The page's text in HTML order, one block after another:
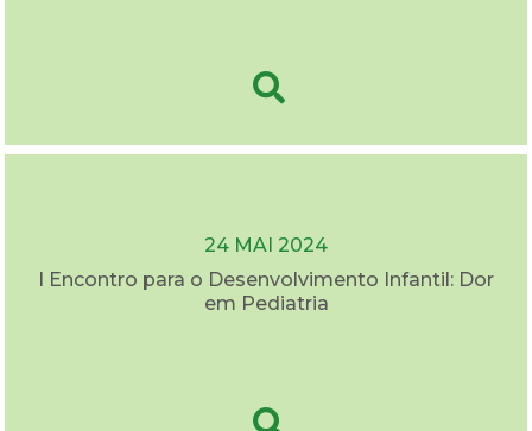
24 MAI 2024
I Encontro para o Desenvolvimento Infantil: Dor
em Pediatria